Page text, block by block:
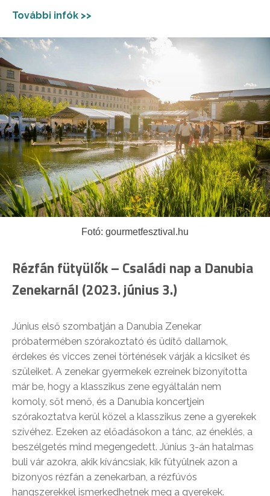
További infók >>
Fotó: gourmetfesztival.hu
Rézfán fütyülők – Családi nap a Danubia
Zenekarnál (2023. június 3.)
Június első szombatján a Danubia Zenekar
próbatermében szórakoztató és üdítő dallamok,
érdekes és vicces zenei történések várják a kicsiket és
szüleiket. A zenekar gyermekek ezreinek bizonyította
már be, hogy a klasszikus zene egyáltalán nem
komoly, sőt menő, és a Danubia koncertjein
szórakoztatva kerül közel a klasszikus zene a gyerekek
szívéhez. Ezeken az előadásokon a tánc, az éneklés, a
beszélgetés mind megengedett. Június 3-án hatalmas
buli vár azokra, akik kíváncsiak, kik fütyülnek azon a
bizonyos rézfán a zenekarban, a rézfúvós
hangszerekkel ismerkedhetnek meg a gyerekek.